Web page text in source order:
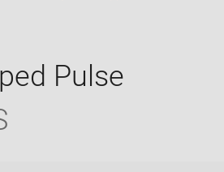
Pulse